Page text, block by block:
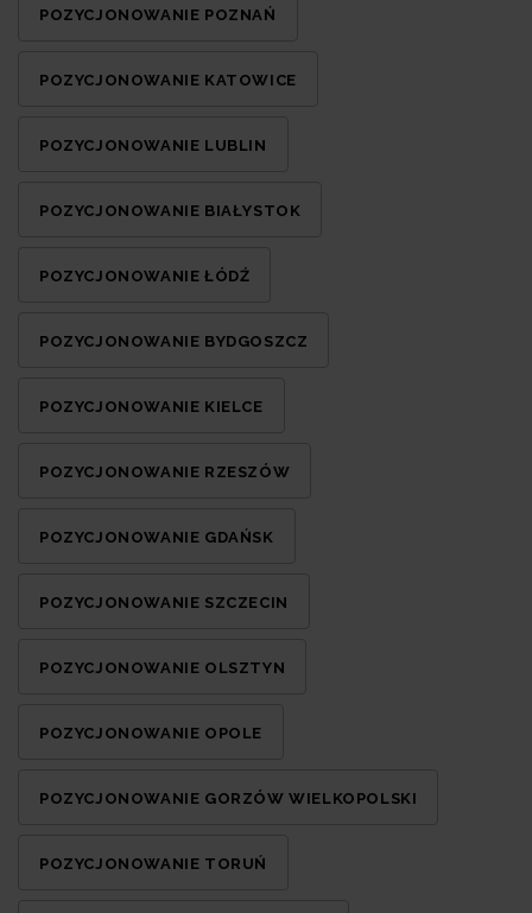
POZYCJONOWANIE POZNAŃ
POZYCJONOWANIE KATOWICE
POZYCJONOWANIE LUBLIN
POZYCJONOWANIE BIAŁYSTOK
POZYCJONOWANIE ŁÓDŹ
POZYCJONOWANIE BYDGOSZCZ
POZYCJONOWANIE KIELCE
POZYCJONOWANIE RZESZÓW
POZYCJONOWANIE GDAŃSK
POZYCJONOWANIE SZCZECIN
POZYCJONOWANIE OLSZTYN
POZYCJONOWANIE OPOLE
POZYCJONOWANIE GORZÓW WIELKOPOLSKI
POZYCJONOWANIE TORUŃ